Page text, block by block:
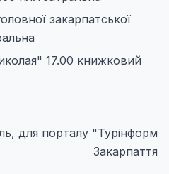
закарпатської
17.00 книжковий
для порталу "Турінформ
Закарпаття